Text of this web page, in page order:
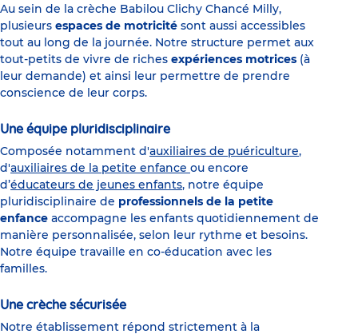
Au sein de la crèche Babilou Clichy Chancé Milly,
plusieurs espaces de motricité sont aussi accessibles
tout au long de la journée. Notre structure permet aux
tout-petits de vivre de riches expériences motrices (à
leur demande) et ainsi leur permettre de prendre
conscience de leur corps.
Une équipe pluridisciplinaire
Composée notamment d'auxiliaires de puériculture,
d'auxiliaires de la petite enfance ou encore
d’éducateurs de jeunes enfants, notre équipe
pluridisciplinaire de professionnels de la petite
enfance accompagne les enfants quotidiennement de
manière personnalisée, selon leur rythme et besoins.
Notre équipe travaille en co-éducation avec les
familles.
Une crèche sécurisée
Notre établissement répond strictement à la